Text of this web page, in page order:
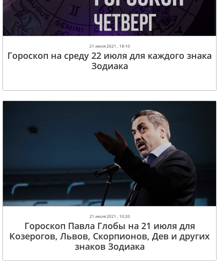
21 июля 2021 , 18:10
Гороскоп на среду 22 июля для каждого знака
Зодиака
21 июля 2021 , 10:20
Гороскоп Павла Глобы на 21 июля для
Козерогов, Львов, Скорпионов, Дев и других
знаков Зодиака